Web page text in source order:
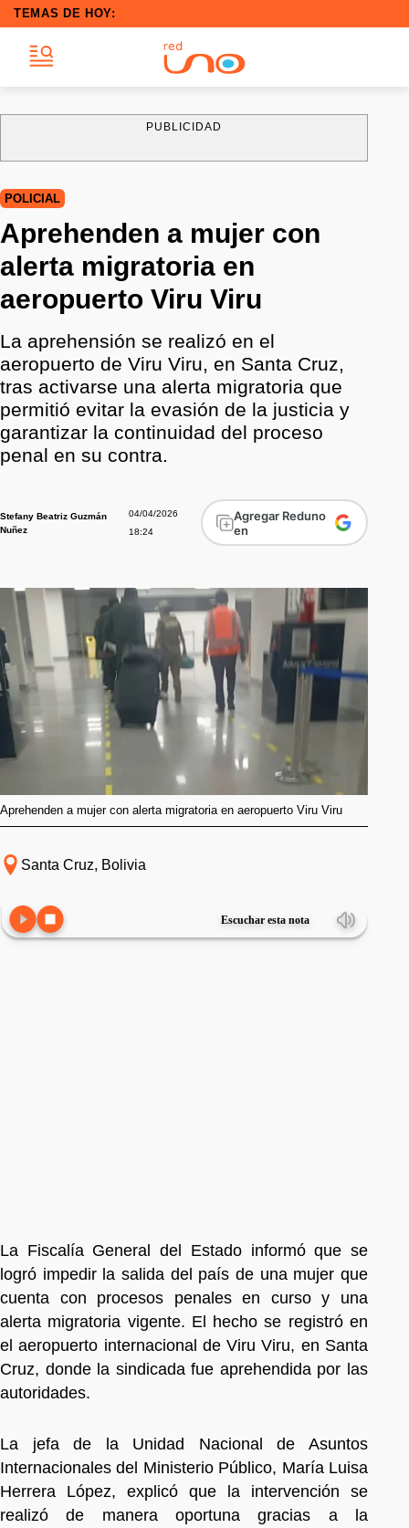
TEMAS DE HOY:
PUBLICIDAD
POLICIAL
Aprehenden a mujer con
alerta migratoria en
aeropuerto Viru Viru
La aprehensión se realizó en el
aeropuerto de Viru Viru, en Santa Cruz,
tras activarse una alerta migratoria que
permitió evitar la evasión de la justicia y
garantizar la continuidad del proceso
penal en su contra.
Stefany Beatriz Guzmán
Nuñez
04/04/2026
18:24
Agregar Reduno
en
Aprehenden a mujer con alerta migratoria en aeropuerto Viru Viru
Santa Cruz, Bolivia
Escuchar esta nota
La Fiscalía General del Estado informó que se
logró impedir la salida del país de una mujer que
cuenta con procesos penales en curso y una
alerta migratoria vigente. El hecho se registró en
el aeropuerto internacional de Viru Viru, en Santa
Cruz, donde la sindicada fue aprehendida por las
autoridades.
La jefa de la Unidad Nacional de Asuntos
Internacionales del Ministerio Público, María Luisa
Herrera López, explicó que la intervención se
realizó de manera oportuna gracias a la